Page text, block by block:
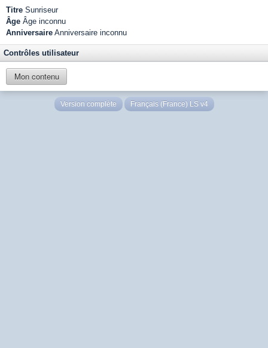
Titre Sunriseur
Âge Âge inconnu
Anniversaire Anniversaire inconnu
Contrôles utilisateur
Mon contenu
Version complète Français (France) LS v4